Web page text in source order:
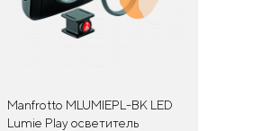
Manfrotto MLUMIEPL-BK LED
Lumie Play осветитель